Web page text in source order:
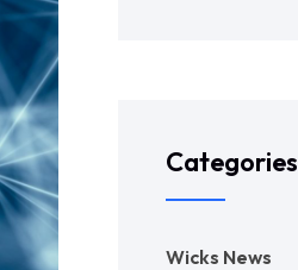
Categories
Wicks News